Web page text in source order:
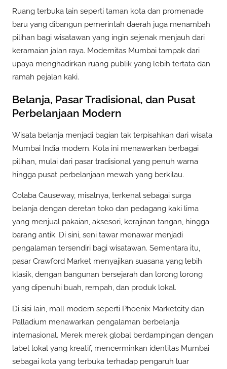
Ruang terbuka lain seperti taman kota dan promenade
baru yang dibangun pemerintah daerah juga menambah
pilihan bagi wisatawan yang ingin sejenak menjauh dari
keramaian jalan raya. Modernitas Mumbai tampak dari
upaya menghadirkan ruang publik yang lebih tertata dan
ramah pejalan kaki.
Belanja, Pasar Tradisional, dan Pusat
Perbelanjaan Modern
Wisata belanja menjadi bagian tak terpisahkan dari wisata
Mumbai India modern. Kota ini menawarkan berbagai
pilihan, mulai dari pasar tradisional yang penuh warna
hingga pusat perbelanjaan mewah yang berkilau.
Colaba Causeway, misalnya, terkenal sebagai surga
belanja dengan deretan toko dan pedagang kaki lima
yang menjual pakaian, aksesori, kerajinan tangan, hingga
barang antik. Di sini, seni tawar menawar menjadi
pengalaman tersendiri bagi wisatawan. Sementara itu,
pasar Crawford Market menyajikan suasana yang lebih
klasik, dengan bangunan bersejarah dan lorong lorong
yang dipenuhi buah, rempah, dan produk lokal.
Di sisi lain, mall modern seperti Phoenix Marketcity dan
Palladium menawarkan pengalaman berbelanja
internasional. Merek merek global berdampingan dengan
label lokal yang kreatif, mencerminkan identitas Mumbai
sebagai kota yang terbuka terhadap pengaruh luar